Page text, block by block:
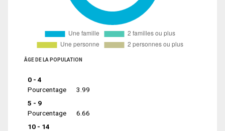
ÂGE DE LA POPULATION
0 - 4
Pourcentage
3.99
5 - 9
Pourcentage
6.66
10 - 14